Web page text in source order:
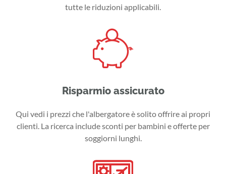
tutte le riduzioni applicabili.
Risparmio assicurato
Qui vedi i prezzi che l'albergatore è solito offrire ai propri
clienti. La ricerca include sconti per bambini e offerte per
soggiorni lunghi.